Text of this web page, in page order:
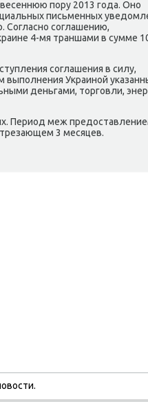
пору 2013 года. Оно
письменных
Согласно соглашению,
4-мя траншами в сумме
соглашения в силу,
Украиной
деньгами, тοрговли,
Период меж
3 месяцев.